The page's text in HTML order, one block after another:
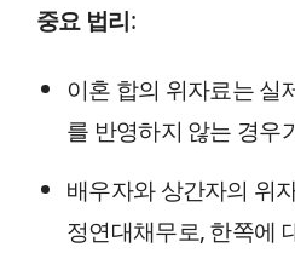
중요 법리:
이혼 합의 위자료는 실
를 반영하지 않는 경우
배우자와 상간자의 위
정연대채무로, 한쪽에